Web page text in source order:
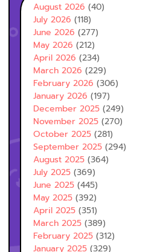
August 2026 (40)
July 2026 (118)
June 2026 (277)
May 2026 (212)
April 2026 (234)
March 2026 (229)
February 2026 (306)
January 2026 (197)
December 2025 (249)
November 2025 (270)
October 2025 (281)
September 2025 (294)
August 2025 (364)
July 2025 (369)
June 2025 (445)
May 2025 (392)
April 2025 (351)
March 2025 (389)
February 2025 (312)
January 2025 (329)